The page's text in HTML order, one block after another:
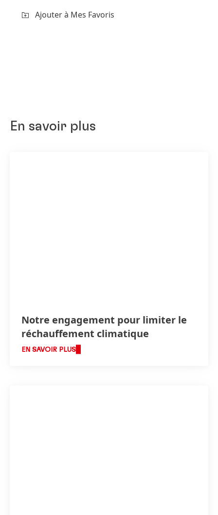
Ajouter à Mes Favoris
En savoir plus
Notre engagement pour limiter le
réchauffement climatique
EN SAVOIR PLUS